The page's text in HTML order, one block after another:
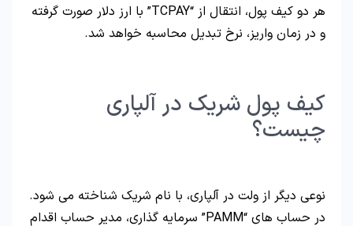
هر دو کیف پول، انتقال از “TCPAY” با ارز دلار صورت گرفته
و در زمان واریز، نرخ تبدیل محاسبه خواهد شد.
کیف پول شریک در آلپاری
چیست؟
نوعی دیگر از ولت در آلپاری، با نام شریک شناخته می شود.
در حساب های “PAMM” سرمایه گذاری، مدیر حساب اقدام